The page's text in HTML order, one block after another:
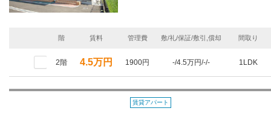
階 賃料 管理費 敷/礼/保証/敷引,償却 間取り
2階 4.5万円 1900円 -/4.5万円/-/- 1LDK
賃貸アパート